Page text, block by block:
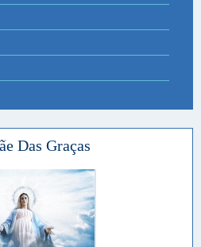
Das Graças